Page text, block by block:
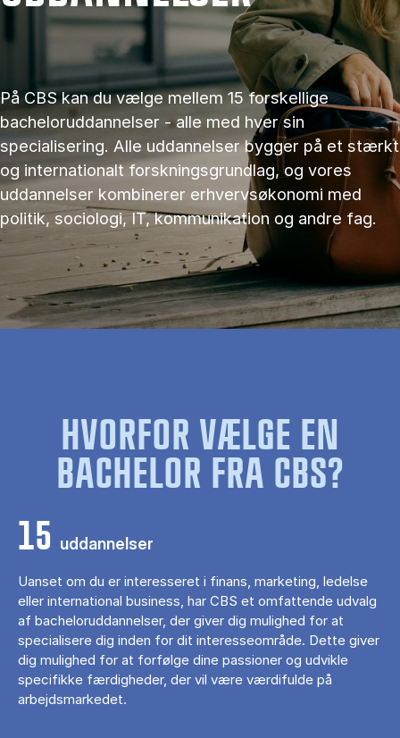
På CBS kan du vælge mellem 15 forskellige
bacheloruddannelser - alle med hver sin
specialisering. Alle uddannelser bygger på et stærkt
og internationalt forskningsgrundlag, og vores
uddannelser kombinerer erhvervsøkonomi med
politik, sociologi, IT, kommunikation og andre fag.
HVORFOR VÆLGE EN
BACHELOR FRA CBS?
15 uddannelser
Uanset om du er interesseret i finans, marketing, ledelse
eller international business, har CBS et omfattende udvalg
af bacheloruddannelser, der giver dig mulighed for at
specialisere dig inden for dit interesseområde. Dette giver
dig mulighed for at forfølge dine passioner og udvikle
specifikke færdigheder, der vil være værdifulde på
arbejdsmarkedet.